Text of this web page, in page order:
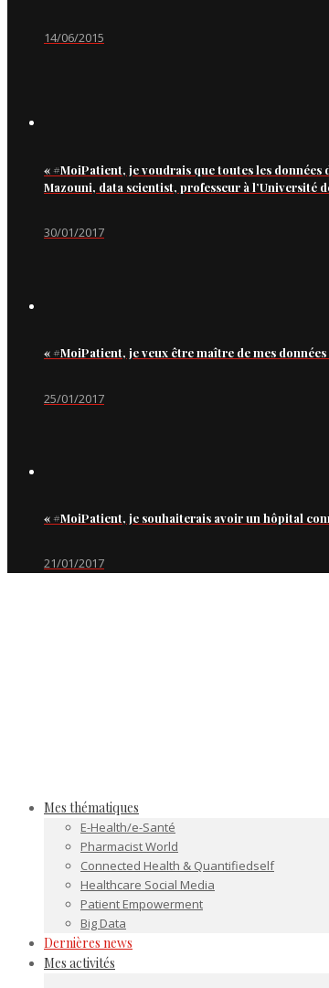
14/06/2015
« #MoiPatient, je voudrais que toutes les
Mazouni, data scientist, professeur à l’Université
30/01/2017
« #MoiPatient, je veux être maître de mes
25/01/2017
« #MoiPatient, je souhaiterais avoir un hôpital
21/01/2017
Mes thématiques
E-Health/e-Santé
Pharmacist World
Connected Health & Quantifiedself
Healthcare Social Media
Patient Empowerment
Big Data
Dernières news
Mes activités